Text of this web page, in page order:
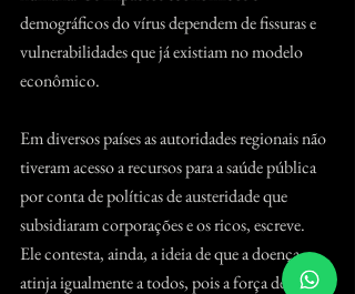
demográficos do vírus dependem de fissuras e
vulnerabilidades que já existiam no modelo
econômico.
Em diversos países as autoridades regionais não
tiveram acesso a recursos para a saúde pública
por conta de políticas de austeridade que
subsidiaram corporações e os ricos, escreve.
Ele contesta, ainda, a ideia de que a doença
atinja igualmente a todos, pois a força de